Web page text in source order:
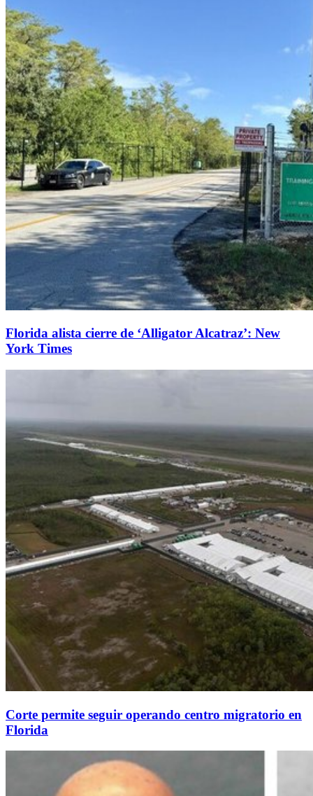
Florida alista cierre de ‘Alligator Alcatraz’: New
York Times
Corte permite seguir operando centro migratorio en
Florida